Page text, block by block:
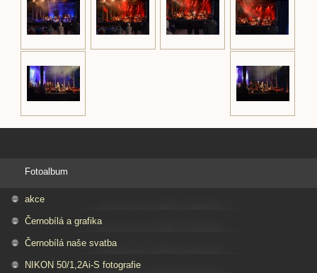
Fotoalbum
akce
Černobílá a grafika
Černobílá naše svatba
NIKON 50/1,2Ai-S fotografie